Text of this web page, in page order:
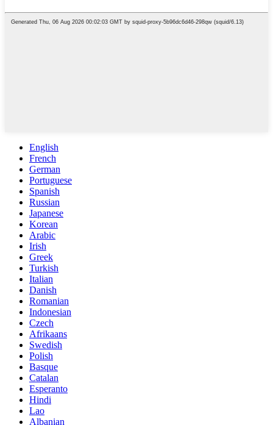
English
French
German
Portuguese
Spanish
Russian
Japanese
Korean
Arabic
Irish
Greek
Turkish
Italian
Danish
Romanian
Indonesian
Czech
Afrikaans
Swedish
Polish
Basque
Catalan
Esperanto
Hindi
Lao
Albanian